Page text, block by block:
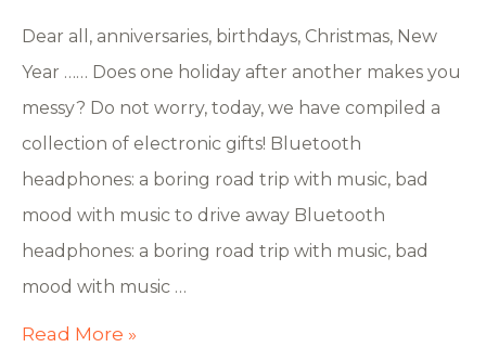
Dear all, anniversaries, birthdays, Christmas, New
Year …… Does one holiday after another makes you
messy? Do not worry, today, we have compiled a
collection of electronic gifts! Bluetooth
headphones: a boring road trip with music, bad
mood with music to drive away Bluetooth
headphones: a boring road trip with music, bad
mood with music …
Read More »